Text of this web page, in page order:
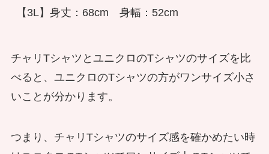
【3L】身丈：68cm　身幅：52cm
チャリTシャツとユニクロのTシャツのサイズを比
べると、ユニクロのTシャツの方がワンサイズ小さ
いことが分かります。
つまり、チャリTシャツのサイズ感を確かめたい時